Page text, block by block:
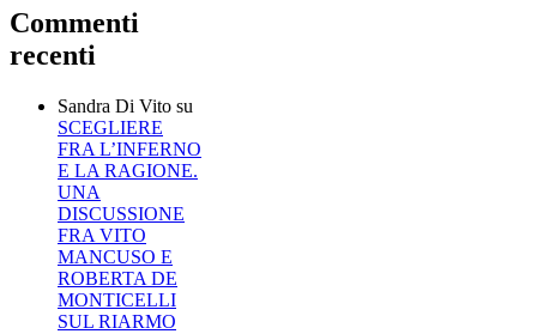
Commenti
recenti
Sandra Di Vito su
SCEGLIERE
FRA L’INFERNO
E LA RAGIONE.
UNA
DISCUSSIONE
FRA VITO
MANCUSO E
ROBERTA DE
MONTICELLI
SUL RIARMO